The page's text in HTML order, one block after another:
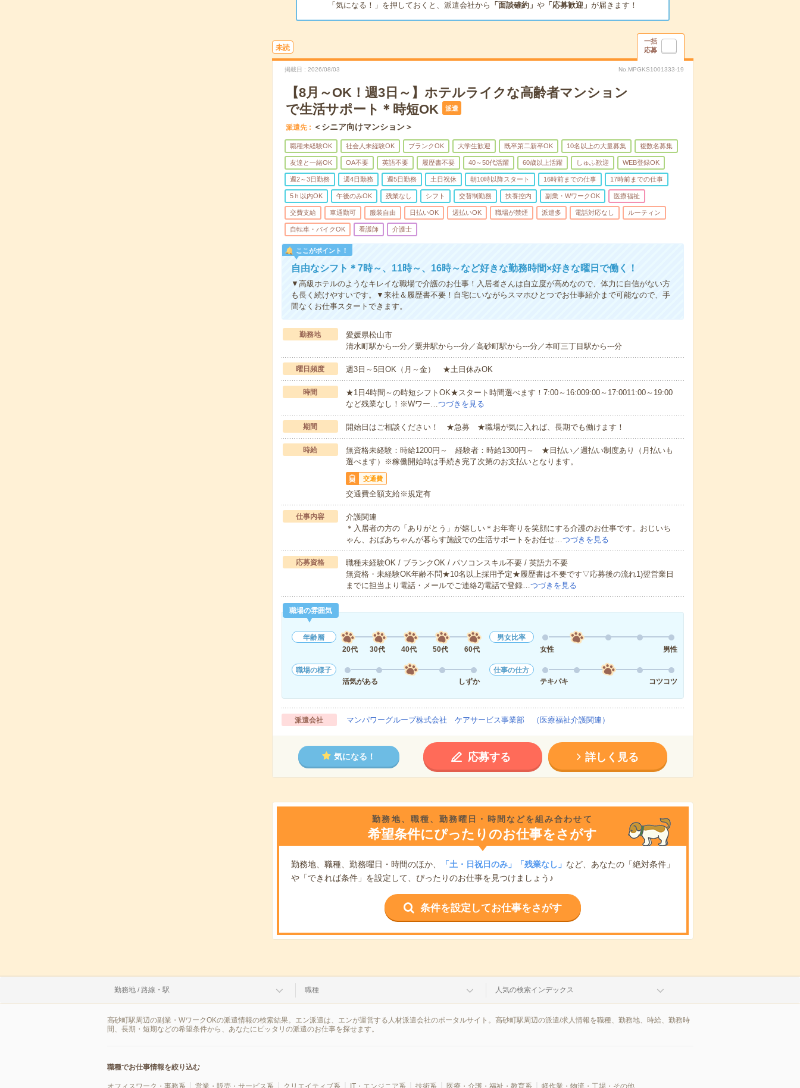
「気になる！」を押しておくと、派遣会社から 「面談確約」 や「応募歓迎」 が届きます！
未読
一括
応募
掲載日 2026/08/03 No.MPGKS1001333-19
【8月～OK！週3日～】ホテルライクな高齢者マンション
で生活サポート＊時短OK
派遣
派遣先 ＜シニア向けマンション＞
職種未経験OK 社会人未経験OK ブランクOK 大学生歓迎 既卒第二新卒OK 10名以上の大量募集 複数名募集
友達と一緒OK OA不要 英語不要 履歴書不要 40～50代活躍 60歳以上活躍 しゅふ歓迎 WEB登録OK
週2～3日勤務 週4日勤務 週5日勤務 土日祝休 朝10時以降スタート 16時前までの仕事 17時前までの仕事
5ｈ以内OK 午後のみOK 残業なし シフト 交替制勤務 扶養控内 副業・WワークOK 医療福祉
交費支給 車通勤可 服装自由 日払いOK 週払いOK 職場が禁煙 派遣多 電話対応なし ルーティン
自転車・バイクOK 看護師 介護士
ここがポイント！
自由なシフト＊7時～、11時～、16時～など好きな勤務時間×好きな曜日で働く！
▼高級ホテルのようなキレイな職場で介護のお仕事！入居者さんは自立度が高めなので、体力に自信がない方
も長く続けやすいです。▼来社＆履歴書不要！自宅にいながらスマホひとつでお仕事紹介まで可能なので、手
間なくお仕事スタートできます。
勤務地
愛媛県松山市
清水町駅から---分／粟井駅から---分／高砂町駅から---分／本町三丁目駅から---分
曜日頻度 週3日～5日OK（月～金） ★土日休みOK
時間
★1日4時間～の時短シフトOK★スタート時間選べます！7:00～16:009:00～17:0011:00～19:00
など残業なし！※Wワー…つづきを見る
期間 開始日はご相談ください！ ★急募 ★職場が気に入れば、長期でも働けます！
時給
無資格未経験：時給1200円～ 経験者：時給1300円～ ★日払い／週払い制度あり（月払いも
選べます）※稼働開始時は手続き完了次第のお支払いとなります。
交通費
交通費全額支給※規定有
仕事内容
介護関連
＊入居者の方の「ありがとう」が嬉しい＊お年寄りを笑顔にする介護のお仕事です。おじいち
ゃん、おばあちゃんが暮らす施設での生活サポートをお任せ…つづきを見る
応募資格
職種未経験OK / ブランクOK / パソコンスキル不要 / 英語力不要
無資格・未経験OK年齢不問★10名以上採用予定★履歴書は不要です▽応募後の流れ1)翌営業日
までに担当より電話・メールでご連絡2)電話で登録…つづきを見る
職場の雰囲気
年齢層
20代
30代 40代 50代 60代
男女比率
女性
男性
職場の様子
活気がある
しずか
仕事の仕方
テキパキ
コツコツ
派遣会社 マンパワーグループ株式会社 ケアサービス事業部 （医療福祉介護関連）
気になる！ 応募する 詳しく見る
勤務地、職種、勤務曜日・時間などを組み合わせて
希望条件にぴったりのお仕事をさがす
勤務地、職種、勤務曜日・時間のほか、 「土・日祝日のみ」「残業なし」 など、あなたの「絶対条件」
や「できれば条件」を設定して、ぴったりのお仕事を見つけましょう♪
条件を設定してお仕事をさがす
勤務地 / 路線・駅 職種 人気の検索インデックス
高砂町駅周辺の副業・WワークOKの派遣情報の検索結果。エン派遣は、エンが運営する人材派遣会社のポータルサイト。高砂町駅周辺の派遣/求人情報を職種、勤務地、時給、勤務時
間、長期・短期などの希望条件から、あなたにピッタリの派遣のお仕事を探せます。
職種でお仕事情報を絞り込む
オフィスワーク・事務系 営業・販売・サービス系 クリエイティブ系 IT・エンジニア系 技術系 医療・介護・福祉・教育系 軽作業・物流・工場・その他